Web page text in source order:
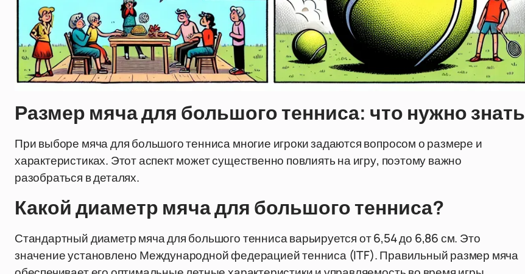
Размер мяча для большого тенниса: что нужно знать
При выборе мяча для большого тенниса многие игроки задаются вопросом о размере и
характеристиках. Этот аспект может существенно повлиять на игру, поэтому важно
разобраться в деталях.
Какой диаметр мяча для большого тенниса?
Стандартный диаметр мяча для большого тенниса варьируется от 6,54 до 6,86 см. Это
значение установлено Международной федерацией тенниса (ITF). Правильный размер мяча